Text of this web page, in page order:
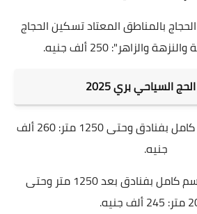
بالمناطق المعتاد تسكين الحجاج
والزاهر": 250 ألف جنيه.
السياحي بري 2025
- سياحي بري أ موسم كامل بفنادق وحتى 1250 متر: 260 ألف
جنيه.
- سياحي بري ب موسم كامل بفنادق بعد 1250 متر وحتى